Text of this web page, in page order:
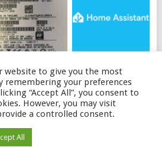
的可能原因及解决
装HACS
website to give you the most
remembering your preferences
“Accept All”, you consent to
However, you may visit
a controlled consent.
All